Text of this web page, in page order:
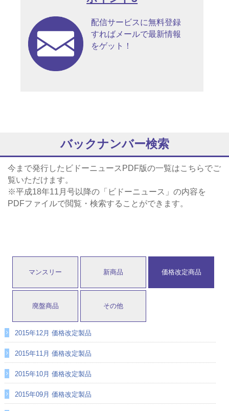
配信サービスに無料登録
すればメールで最新情報
をゲット！
バックナンバー検索
今まで発行したビドーニュースPDF版の一覧はこちらでご
覧いただけます。
※平成18年11月号以降の「ビドーニュース」の内容を
PDFファイルで閲覧・検索することができます。
マンスリー 新商品 価格改定商品
廃盤商品 その他
2015年12月 価格改定製品
2015年11月 価格改定製品
2015年10月 価格改定製品
2015年09月 価格改定製品